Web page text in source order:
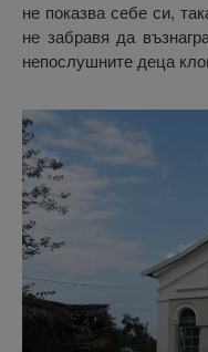
не показва себе си,
не забравя да
непослушните деца